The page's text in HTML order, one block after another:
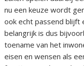
nu een keuze wordt
ook echt passend blijft
belangrijk is dus
toename van het
eisen en wensen als